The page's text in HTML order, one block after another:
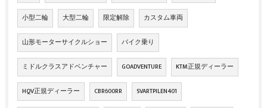
小型二輪 大型二輪 限定解除 カスタム車両
山形モーターサイクルショー バイク乗り
ミドルクラスアドベンチャー GOADVENTURE KTM正規ディーラー
HQV正規ディーラー CBR600RR SVARTPILEN401